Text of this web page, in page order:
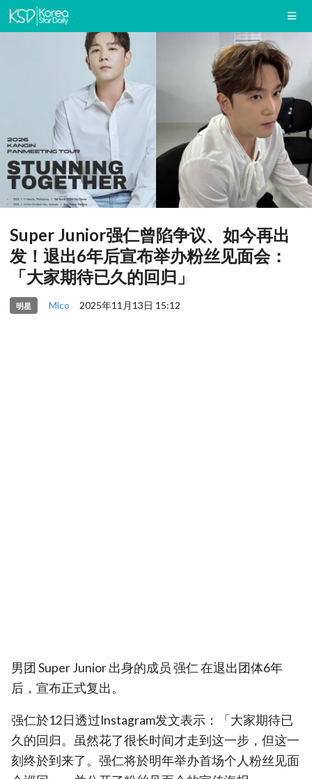
Super Junior强仁曾陷争议、如今再出
发！退出6年后宣布举办粉丝见面会：
「大家期待已久的回归」
明星 Mico 2025年11月13日 15:12
男团 Super Junior 出身的成员 强仁 在退出团体6年
后，宣布正式复出。
强仁於12日透过Instagram发文表示：「大家期待已
久的回归。虽然花了很长时间才走到这一步，但这一
刻终於到来了。强仁将於明年举办首场个人粉丝见面